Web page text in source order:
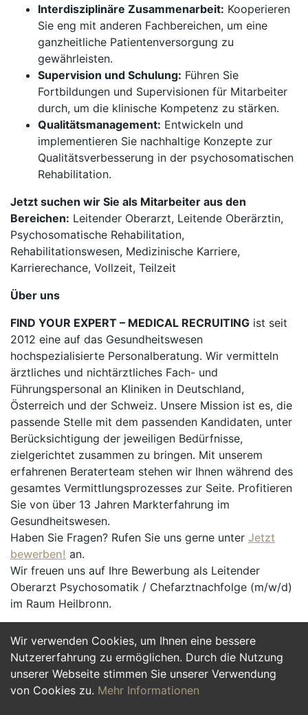
Wir verwenden Cookies, um Ihnen eine bessere
Nutzererfahrung zu ermöglichen. Durch die Nutzung
unserer Webseite stimmen Sie unserer Verwendung
von Cookies zu. Mehr Informationen
Interdisziplinäre Zusammenarbeit: Kooperieren
Sie eng mit anderen Fachbereichen, um eine
ganzheitliche Patientenversorgung zu
gewährleisten.
Supervision und Schulung: Führen Sie
Fortbildungen und Supervisionen für Mitarbeiter
durch, um die klinische Kompetenz zu stärken.
Qualitätsmanagement: Entwickeln und
implementieren Sie nachhaltige Konzepte zur
Qualitätsverbesserung in der psychosomatischen
Rehabilitation.
Jetzt suchen wir Sie als Mitarbeiter aus den
Bereichen: Leitender Oberarzt, Leitende Oberärztin,
Psychosomatische Rehabilitation,
Rehabilitationswesen, Medizinische Karriere,
Karrierechance, Vollzeit, Teilzeit
Über uns
FIND YOUR EXPERT – MEDICAL RECRUITING ist seit
2012 eine auf das Gesundheitswesen
hochspezialisierte Personalberatung. Wir vermitteln
ärztliches und nichtärztliches Fach- und
Führungspersonal an Kliniken in Deutschland,
Österreich und der Schweiz. Unsere Mission ist es, die
passende Stelle mit dem passenden Kandidaten, unter
Berücksichtigung der jeweiligen Bedürfnisse,
zielgerichtet zusammen zu bringen. Mit unserem
erfahrenen Beraterteam stehen wir Ihnen während des
gesamtes Vermittlungsprozesses zur Seite. Profitieren
Sie von über 13 Jahren Markterfahrung im
Gesundheitswesen.
Haben Sie Fragen? Rufen Sie uns gerne unter Jetzt
bewerben! an.
Wir freuen uns auf Ihre Bewerbung als Leitender
Oberarzt Psychosomatik / Chefarztnachfolge (m/w/d)
im Raum Heilbronn.
Jetzt Bewerben